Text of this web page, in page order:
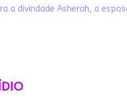
a divindade Asherah, a